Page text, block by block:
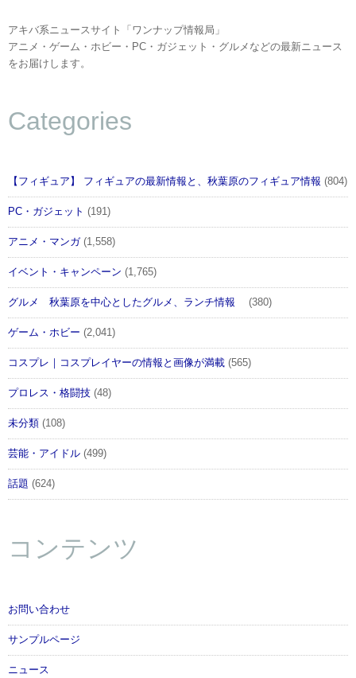
アキバ系ニュースサイト「ワンナップ情報局」
アニメ・ゲーム・ホビー・PC・ガジェット・グルメなどの最新ニュース
をお届けします。
Categories
【フィギュア】 フィギュアの最新情報と、秋葉原のフィギュア情報 (804)
PC・ガジェット (191)
アニメ・マンガ(1,558)
イベント・キャンペーン (1,765)
グルメ 秋葉原を中心としたグルメ、ランチ情報 (380)
ゲーム・ホビー (2,041)
コスプレ｜コスプレイヤーの情報と画像が満載 (565)
プロレス・格闘技 (48)
未分類 (108)
芸能・アイドル (499)
話題 (624)
コンテンツ
お問い合わせ
サンプルページ
ニュース